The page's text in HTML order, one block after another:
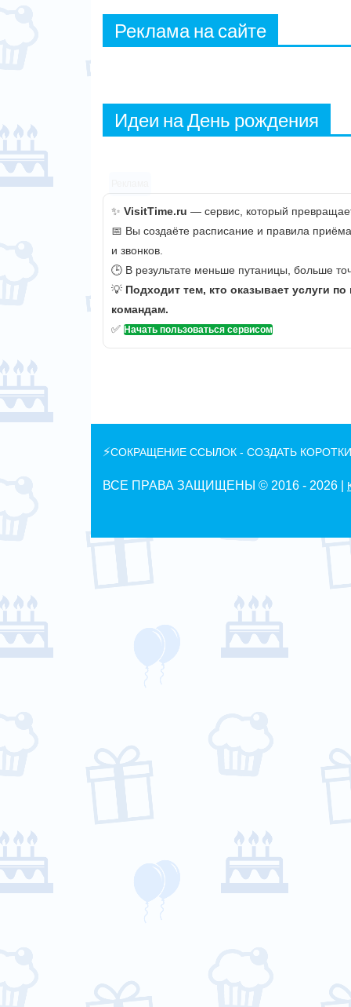
Реклама на сайте
Идеи на День рождения
✨ VisitTime.ru — сервис, который
📅 Вы создаёте расписание и правила
и звонков.
🕒 В результате меньше путаницы, больше
💡 Подходит тем, кто оказывает услуги
командам.
✅ Начать пользоваться сервисом
⚡СОКРАЩЕНИЕ ССЫЛОК - СОЗДАТЬ
ВСЕ ПРАВА ЗАЩИЩЕНЫ © 2016 - 2026 |